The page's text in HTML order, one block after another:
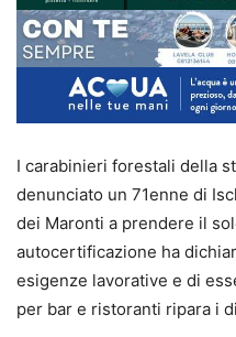
I carabinieri forestali della
denunciato un 71enne di
dei Maronti a prendere il
autocertificazione ha
esigenze lavorative e di
per bar e ristoranti ripara i